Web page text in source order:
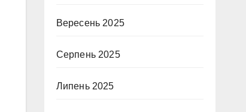
Вересень 2025
Серпень 2025
Липень 2025